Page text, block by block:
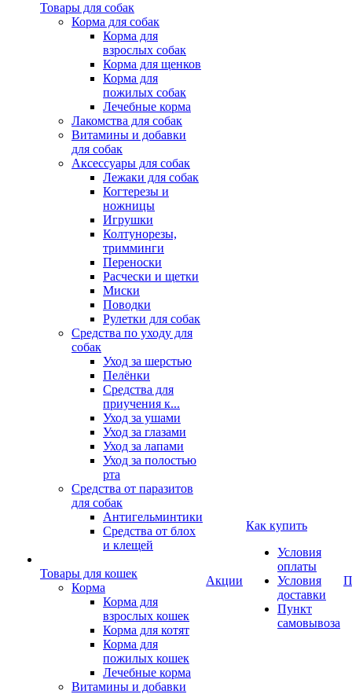
Товары для собак
Корма для собак
Корма для
взрослых собак
Корма для щенков
Корма для
пожилых собак
Лечебные корма
Лакомства для собак
Витамины и добавки
для собак
Аксессуары для собак
Лежаки для собак
Когтерезы и
ножницы
Игрушки
Колтунорезы,
тримминги
Переноски
Расчески и щетки
Миски
Поводки
Рулетки для собак
Средства по уходу для
собак
Уход за шерстью
Пелёнки
Средства для
приучения к...
Уход за ушами
Уход за глазами
Уход за лапами
Уход за полостью
рта
Средства от паразитов
для собак
Антигельминтики
Средства от блох
и клещей
Товары для кошек
Корма
Корма для
взрослых кошек
Корма для котят
Корма для
пожилых кошек
Лечебные корма
Витамины и добавки
Акции
Как купить
Условия
оплаты
Условия
доставки
Пункт
самовывоза